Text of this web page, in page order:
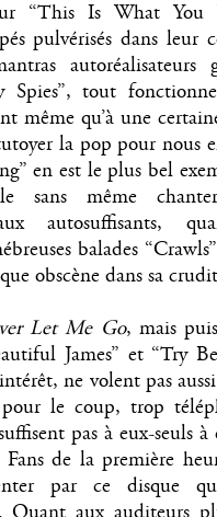
“This Is What You
pulvérisés dans leur
autoréalisateurs
Spies”, tout
même qu’à une
la pop pour nous
en est le plus bel
sans même
autosuffisants,
balades
obscène dans sa
Let Me Go, mais
James” et “Try
ne volent pas
le coup, trop
pas à eux-seuls à
de la première
par ce disque